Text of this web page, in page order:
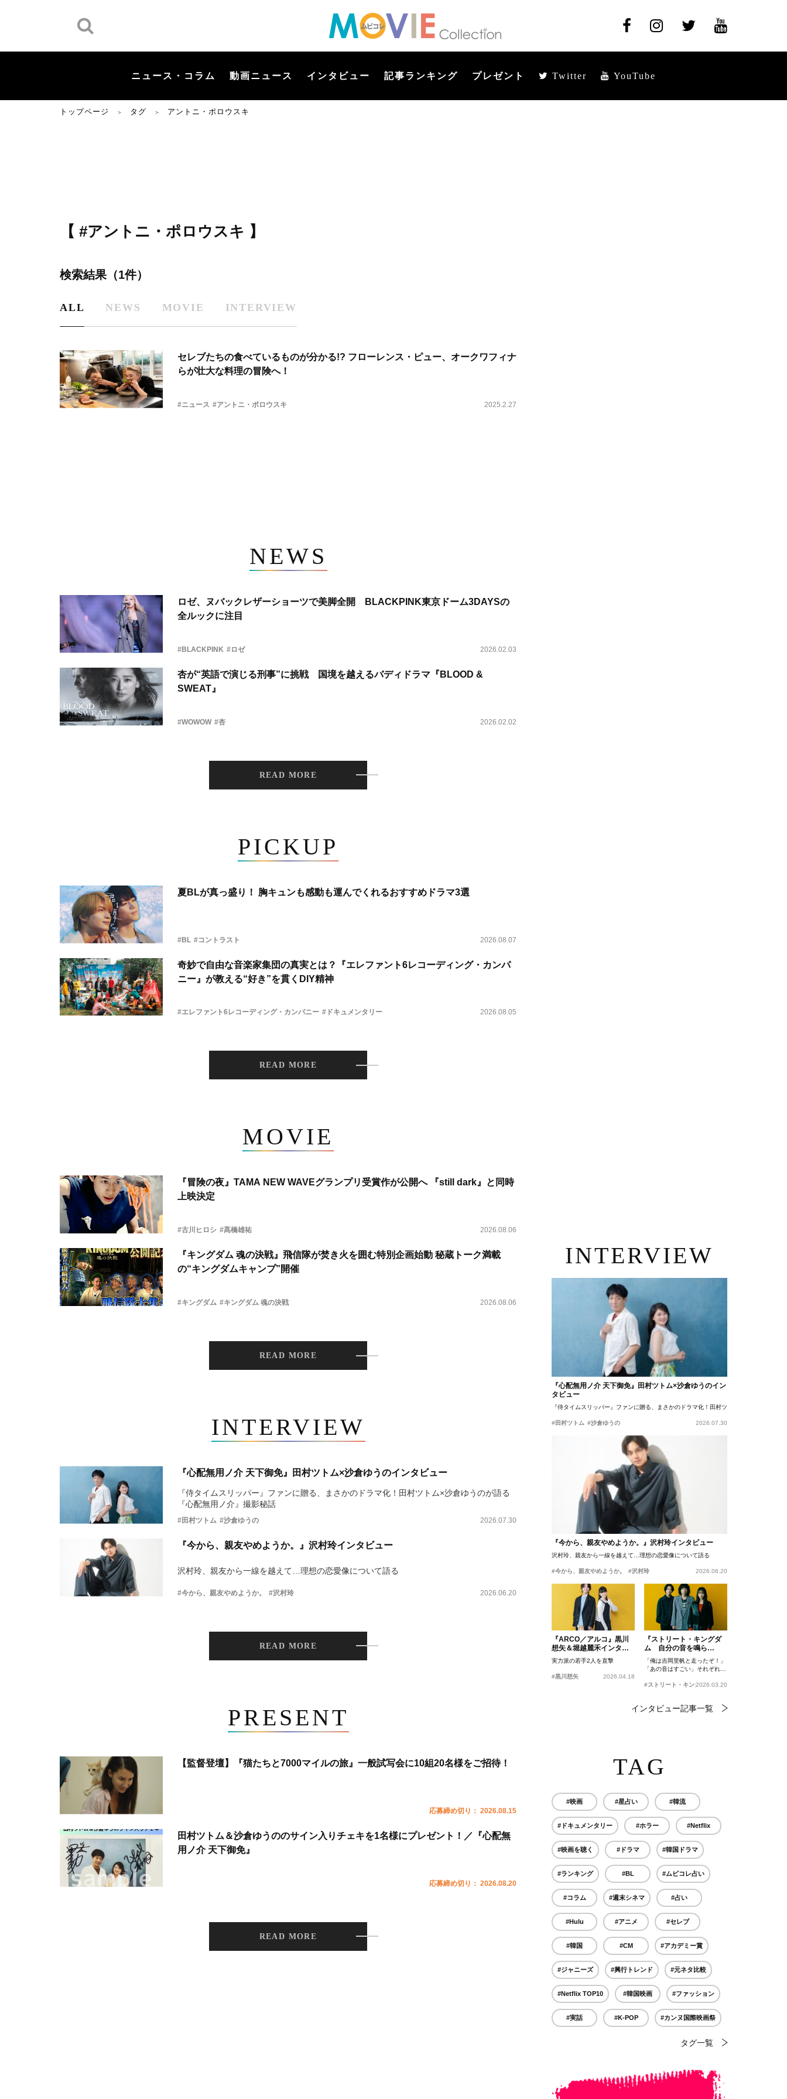
ニュース・コラム 動画ニュース インタビュー 記事ランキング プレゼント Twitter YouTube
トップページ ＞ タグ ＞ アントニ・ポロウスキ
【 #アントニ・ポロウスキ 】
検索結果（1件）
ALL NEWS MOVIE INTERVIEW
セレブたちの食べているものが分かる!? フローレンス・ピュー、オークワフィナ
らが壮大な料理の冒険へ！
#ニュース #アントニ・ポロウスキ 2025.2.27
NEWS
ロゼ、ヌバックレザーショーツで美脚全開 BLACKPINK東京ドーム3DAYSの
全ルックに注目
#BLACKPINK #ロゼ 2026.02.03
杏が“英語で演じる刑事”に挑戦 国境を越えるバディドラマ『BLOOD &
SWEAT』
#WOWOW #杏 2026.02.02
READ MORE
PICKUP
夏BLが真っ盛り！ 胸キュンも感動も運んでくれるおすすめドラマ3選
#BL #コントラスト 2026.08.07
奇妙で自由な音楽家集団の真実とは？『エレファント6レコーディング・カンパ
ニー』が教える“好き”を貫くDIY精神
#エレファント6レコーディング・カンパニー #ドキュメンタリー 2026.08.05
READ MORE
MOVIE
『冒険の夜』TAMA NEW WAVEグランプリ受賞作が公開へ 『still dark』と同時
上映決定
#古川ヒロシ #髙橋雄祐 2026.08.06
『キングダム 魂の決戦』飛信隊が焚き火を囲む特別企画始動 秘蔵トーク満載
の“キングダムキャンプ”開催
#キングダム #キングダム 魂の決戦 2026.08.06
READ MORE
INTERVIEW
『心配無用ノ介 天下御免』田村ツトム×沙倉ゆうのインタビュー
『侍タイムスリッパー』ファンに贈る、まさかのドラマ化！田村ツトム×沙倉ゆうのが語る
『心配無用ノ介』撮影秘話
#田村ツトム #沙倉ゆうの 2026.07.30
『今から、親友やめようか。』沢村玲インタビュー
沢村玲、親友から一線を越えて…理想の恋愛像について語る
#今から、親友やめようか。 #沢村玲 2026.06.20
READ MORE
PRESENT
【監督登壇】『猫たちと7000マイルの旅』一般試写会に10組20名様をご招待！
応募締め切り： 2026.08.15
田村ツトム＆沙倉ゆうののサイン入りチェキを1名様にプレゼント！／『心配無
用ノ介 天下御免』
応募締め切り： 2026.08.20
READ MORE
INTERVIEW
『心配無用ノ介 天下御免』田村ツトム×沙倉ゆうのイン
タビュー
『侍タイムスリッパー』ファンに贈る、まさかのドラマ化！田村ツトム×沙倉ゆうのが語
#田村ツトム #沙倉ゆうの 2026.07.30
『今から、親友やめようか。』沢村玲インタビュー
沢村玲、親友から一線を越えて…理想の恋愛像について語る
#今から、親友やめようか。 #沢村玲 2026.06.20
『ARCO／アルコ』黒川
想矢＆堀越麗禾インタビ
ュー
実力派の若手2人を直撃
#黒川想矢 2026.04.18
『ストリート・キングダ
ム 自分の音を鳴ら
せ。』峯田和伸、若葉竜
也、吉岡里帆インタビュ
ー
「俺は吉岡里帆と走ったぞ！」
「あの音はすごい」それぞれの
#ストリート・キングダム 自分の音を鳴らせ。
2026.03.20
インタビュー記事一覧
TAG
#映画 #星占い #韓流
#ドキュメンタリー #ホラー #Netflix
#映画を聴く #ドラマ #韓国ドラマ
#ランキング #BL #ムビコレ占い
#コラム #週末シネマ #占い
#Hulu #アニメ #セレブ
#韓国 #CM #アカデミー賞
#ジャニーズ #興行トレンド #元ネタ比較
#Netflix TOP10 #韓国映画 #ファッション
#実話 #K-POP #カンヌ国際映画祭
タグ一覧